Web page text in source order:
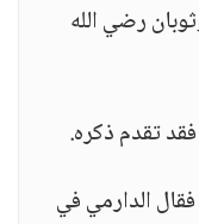
رضي الله
تقدم ذكره.
الدارمي في